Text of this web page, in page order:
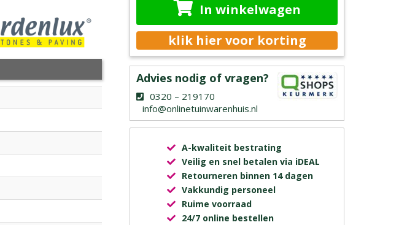
In winkelwagen
klik hier voor korting
Advies nodig of vragen?
0320 – 219170
info@onlinetuinwarenhuis.nl
A-kwaliteit bestrating
Veilig en snel betalen via iDEAL
Retourneren binnen 14 dagen
Vakkundig personeel
Ruime voorraad
24/7 online bestellen